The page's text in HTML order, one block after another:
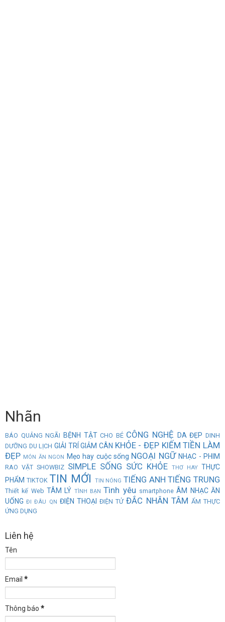
Nhãn
BÁO QUẢNG NGÃI BỆNH TẬT CHO BÉ CÔNG NGHỆ DA ĐẸP DINH
DƯỠNG DU LỊCH GIẢI TRÍ GIẢM CÂN KHỎE - ĐẸP KIẾM TIỀN LÀM
ĐẸP MÓN ĂN NGON Mẹo hay cuộc sống NGOẠI NGỮ NHẠC - PHIM
RAO VẶT SHOWBIZ SIMPLE SỐNG SỨC KHỎE THƠ HAY THỰC
PHẨM TIKTOK TIN MỚI TIN NÓNG TIẾNG ANH TIẾNG TRUNG
Thiết kế Web TÂM LÝ TÌNH BẠN Tình yêu smartphone ÂM NHẠC ĂN
UỐNG ĐI ĐÂU QN ĐIỆN THOẠI ĐIỆN TỬ ĐẮC NHÂN TÂM ẨM THỰC
ỨNG DỤNG
Liên hệ
Tên
Email *
Thông báo *